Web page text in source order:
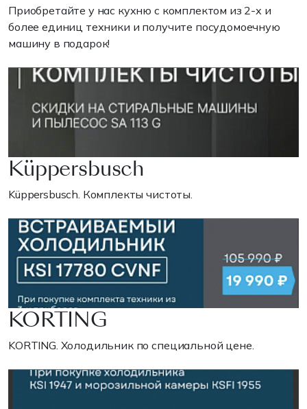
Приобретайте у нас кухню с комплектом из 2-х и
более единиц техники и получите посудомоечную
машину в подарок!
Küppersbusch
Küppersbusch. Комплекты чистоты.
KORTING
KORTING. Холодильник по специальной цене.